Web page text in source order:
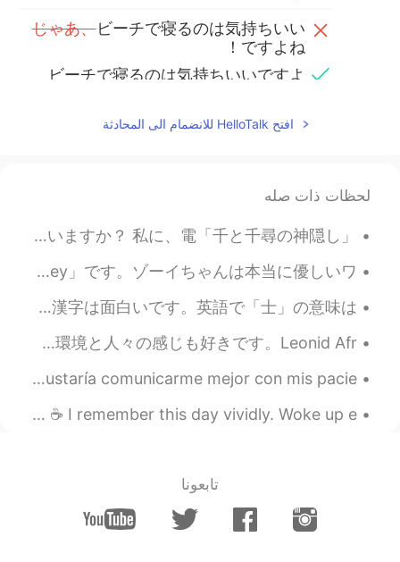
じゃあ、ビーチで寝るのは気持ちいい
ですよね！
ビーチで寝るのは気持ちいいですよ
افتح HelloTalk للانضمام الى المحادثة
لحظات ذات صله
「千と千尋の神隠し」を見ました。カオナシについて興味になりました。誘惑と無実を表しているかな？他の貪欲な人々に囲まれたとき、カオナシさんももっと貪欲になりました。 どう思いますか？ 私に、電...
友達のワンちゃんが初めてビーチに行きました。泳ぎたがってるけど寒くすぎました。鳥を追いかけてたけど波が来てた時、後ずさりしてしまいました。 名前は「Zoey」です。ゾーイちゃんは本当に優しいワ...
昨日は漢字をちょっと真面目に勉強し始めました。自分の職業の漢字を勉強しました。私は「理学療法士」です。最初の4つの漢字は理にかなっていると思います。最後の漢字は面白いです。英語で「士」の意味は「...
運転するとき、１つのことが嫌いです。夜雨が降っているときです。逆に、それの環境で写真を撮るのが大好きです。玉石での光の反射が美しいだから。そして、環境と人々の感じも好きです。Leonid Afr...
Quiero aprender español pero no sé por dónde empezar. Me gustaría comunicarme mejor con mis pacie...
A photo sitting in my gallery.📸 Hello Starbucks-Kawagoe, ☕ I remember this day vividly. Woke up e...
تابعونا